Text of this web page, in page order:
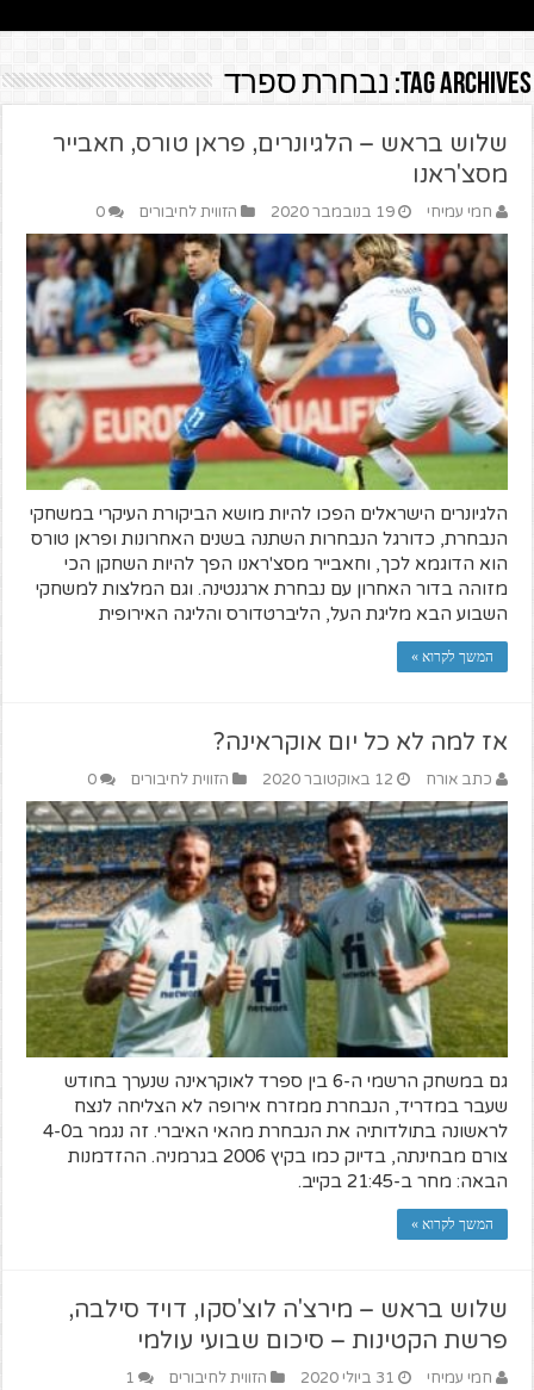
Tag Archives: נבחרת ספרד
שלוש בראש – הלגיונרים, פראן טורס, חאבייר
מסצ'ראנו
חמי עמיחי 19 בנובמבר 2020 הזווית לחיבורים 0
הלגיונרים הישראלים הפכו להיות מושא הביקורת העיקרי במשחקי
הנבחרת, כדורגל הנבחרות השתנה בשנים האחרונות ופראן טורס
הוא הדוגמא לכך, וחאבייר מסצ'ראנו הפך להיות השחקן הכי
מזוהה בדור האחרון עם נבחרת ארגנטינה. וגם המלצות למשחקי
השבוע הבא מליגת העל, הליברטדורס והליגה האירופית
המשך לקרוא »
אז למה לא כל יום אוקראינה?
כתב אורח 12 באוקטובר 2020 הזווית לחיבורים 0
גם במשחק הרשמי ה-6 בין ספרד לאוקראינה שנערך בחודש
שעבר במדריד, הנבחרת ממזרח אירופה לא הצליחה לנצח
לראשונה בתולדותיה את הנבחרת מהאי האיברי. זה נגמר ב4-0
צורם מבחינתה, בדיוק כמו בקיץ 2006 בגרמניה. ההזדמנות
הבאה: מחר ב-21:45 בקייב.
המשך לקרוא »
שלוש בראש – מירצ'ה לוצ'סקו, דויד סילבה,
פרשת הקטינות – סיכום שבועי עולמי
חמי עמיחי 31 ביולי 2020 הזווית לחיבורים 1